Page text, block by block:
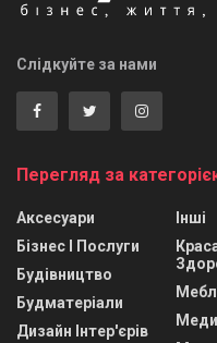
Слідкуйте за нами
Перегляд за
Аксесуари
Бізнес І Послуги
Будівництво
Будматеріали
Дизайн Інтер'єрів
Інші